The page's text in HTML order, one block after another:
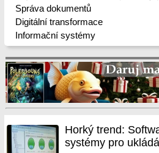
Správa dokumentů
Digitální transformace
Informační systémy
Horký trend:
systémy pro